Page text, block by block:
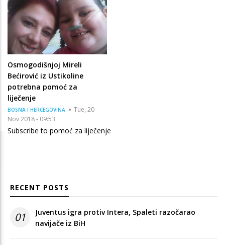
Osmogodišnjoj Mireli
Bećirović iz Ustikoline
potrebna pomoć za
liječenje
BOSNA I HERCEGOVINA
Tue, 20
Nov 2018 - 09:53
Subscribe to pomoć za liječenje
RECENT POSTS
01
Juventus igra protiv Intera, Spaleti razočarao
navijače iz BiH